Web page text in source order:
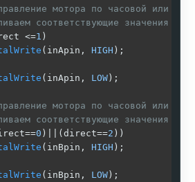
мотора по часовой или
соответствующие значения
<=1 )
(inApin, HIGH );
(inApin, LOW );
мотора по часовой или
соответствующие значения
0 )||(direct==2 ))
(inBpin, HIGH );
(inBpin, LOW